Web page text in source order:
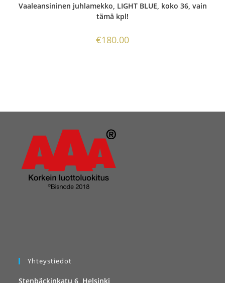
Vaaleansininen juhlamekko, LIGHT BLUE, koko 36, vain
tämä kpl!
€180.00
Yhteystiedot
Stenbäckinkatu 6, Helsinki